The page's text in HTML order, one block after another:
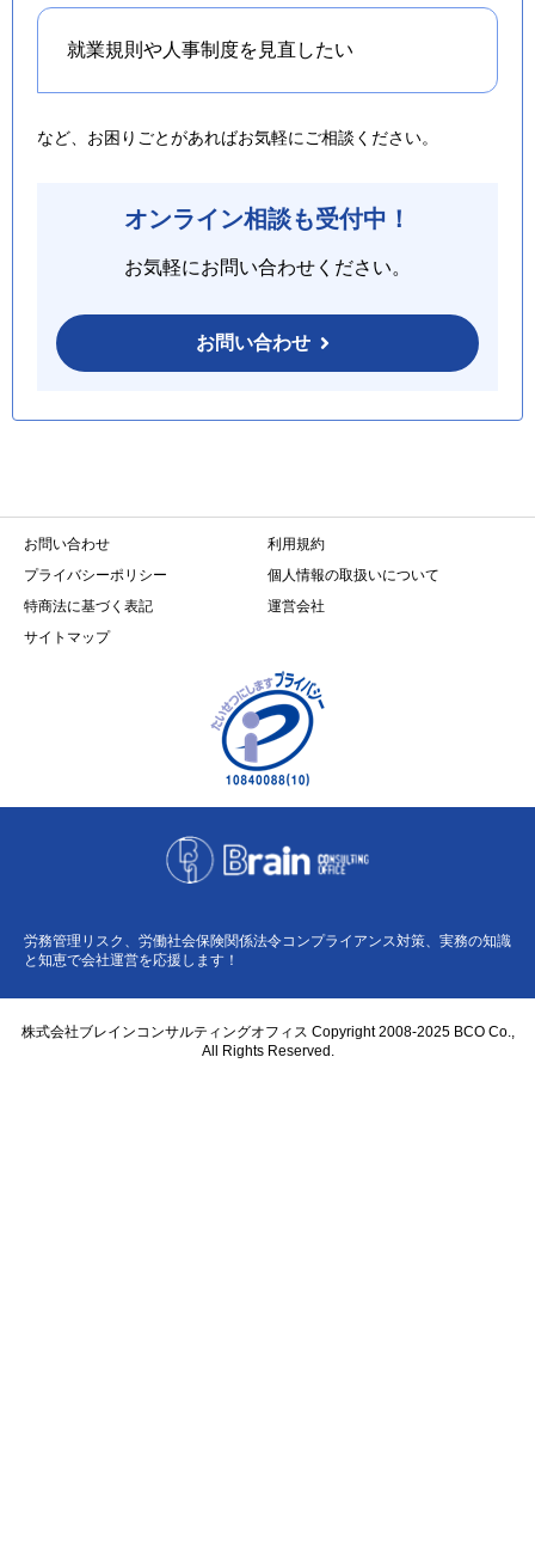
就業規則や人事制度を 見直したい
など、お困りごとがあればお気軽にご相談ください。
オンライン相談も受付中！
お気軽にお問い合わせください。
お問い合わせ
お問い合わせ
利用規約
プライバシーポリシー
個人情報の取扱いについて
特商法に基づく表記
運営会社
サイトマップ
労務管理リスク、労働社会保険関係法令コンプライアンス対策、実務の知識
と知恵で会社運営を応援します！
株式会社ブレインコンサルティングオフィス Copyright 2008-2025 BCO Co.,
All Rights Reserved.